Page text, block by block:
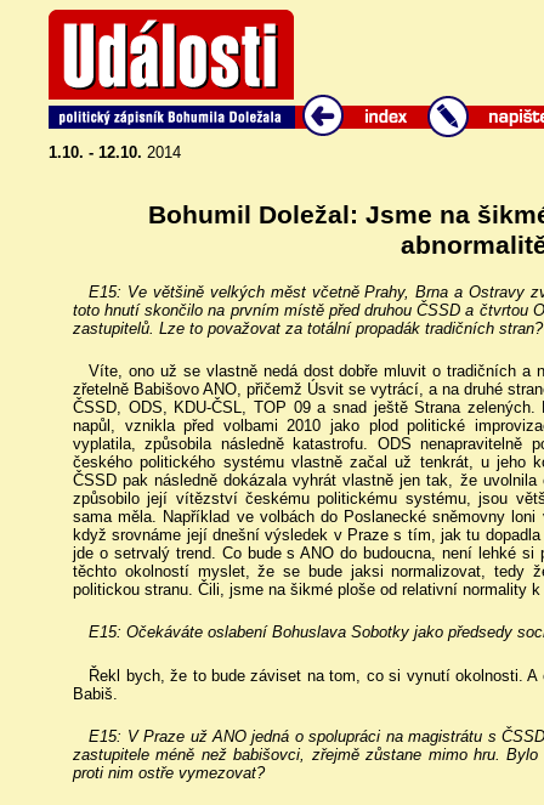
1.10. - 12.10. 2014
Bohumil Doležal: Jsme na
E15: Ve většině velkých měst včetně Prahy, Brna a Ostravy
toto hnutí skončilo na prvním místě před druhou ČSSD a čtvrtou
zastupitelů. Lze to považovat za totální propadák tradičních
Víte, ono už se vlastně nedá dost dobře mluvit o tradičních a
zřetelně Babišovo ANO, přičemž Úsvit se vytrácí, a na druhé
ČSSD, ODS, KDU-ČSL, TOP 09 a snad ještě Strana
napůl, vznikla před volbami 2010 jako plod politické
vyplatila, způsobila následně katastrofu. ODS nenapravitelně
českého politického systému vlastně začal už tenkrát, u jeho
ČSSD pak následně dokázala vyhrát vlastně jen tak, že
způsobilo její vítězství českému politickému systému, jsou
sama měla. Například ve volbách do Poslanecké sněmovny
když srovnáme její dnešní výsledek v Praze s tím, jak tu
jde o setrvalý trend. Co bude s ANO do budoucna, není lehké
těchto okolností myslet, že se bude jaksi normalizovat, tedy
politickou stranu. Čili, jsme na šikmé ploše od relativní normality k
E15: Očekáváte oslabení Bohuslava Sobotky jako předsedy
Řekl bych, že to bude záviset na tom, co si vynutí okolnosti.
Babiš.
E15: V Praze už ANO jedná o spolupráci na magistrátu s
zastupitele méně než babišovci, zřejmě zůstane mimo hru.
proti nim ostře vymezovat?